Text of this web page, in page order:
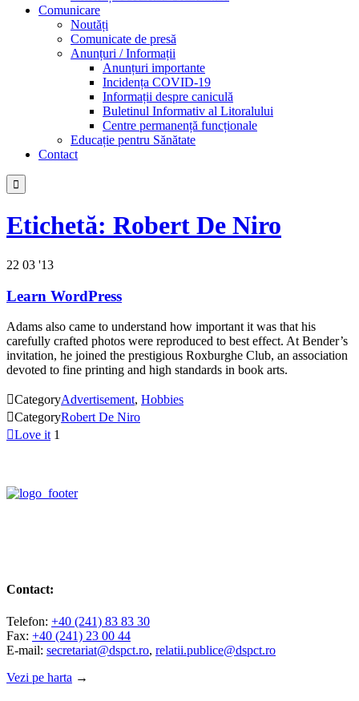
Comunicare
Noutăți
Comunicate de presă
Anunțuri / Informații
Anunțuri importante
Incidența COVID-19
Informații despre caniculă
Buletinul Informativ al Litoralului
Centre permanență funcționale
Educație pentru Sănătate
Contact

Etichetă: Robert De Niro
22 03 '13
Learn WordPress
Adams also came to understand how important it was that his
carefully crafted photos were reproduced to best effect. At Bender’s
invitation, he joined the prestigious Roxburghe Club, an association
devoted to fine printing and high standards in book arts.
CategoryAdvertisement, Hobbies
CategoryRobert De Niro
Love it 1
Contact:
Telefon: +40 (241) 83 83 30
Fax: +40 (241) 23 00 44
E-mail: secretariat@dspct.ro, relatii.publice@dspct.ro
Vezi pe harta →